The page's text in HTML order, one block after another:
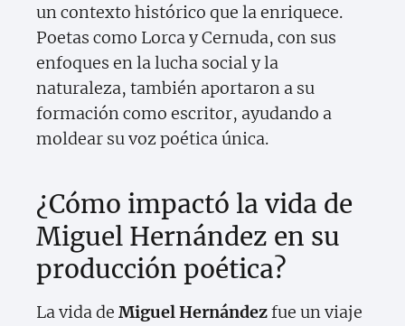
un contexto histórico que la enriquece.
Poetas como Lorca y Cernuda, con sus
enfoques en la lucha social y la
naturaleza, también aportaron a su
formación como escritor, ayudando a
moldear su voz poética única.
¿Cómo impactó la vida de
Miguel Hernández en su
producción poética?
La vida de Miguel Hernándezfue un viaje